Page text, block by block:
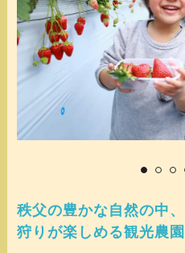
秩父の豊かな自然の中
狩りが楽しめる観光農園